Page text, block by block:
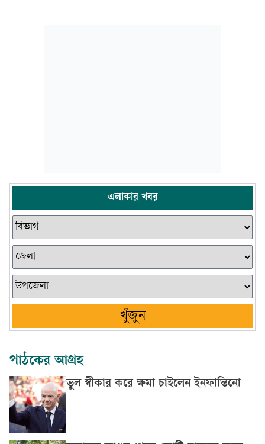
এলাকার খবর
খুঁজুন
পাঠকের আগ্রহ
ভুল স্বীকার করে ক্ষমা চাইলেন ইনফান্তিনো